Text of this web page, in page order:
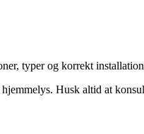
typer og korrekt
Husk altid at